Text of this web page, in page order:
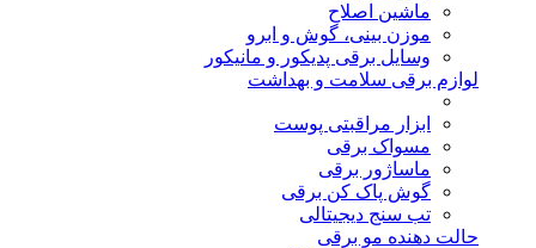
ماشین اصلاح
موزن بینی، گوش و ابرو
وسایل برقی پدیکور و مانیکور
لوازم برقی سلامت و بهداشت
ابزار مراقبتی پوست
مسواک برقی
ماساژور برقی
گوش پاک کن برقی
تب سنج دیجیتالی
حالت دهنده مو برقی